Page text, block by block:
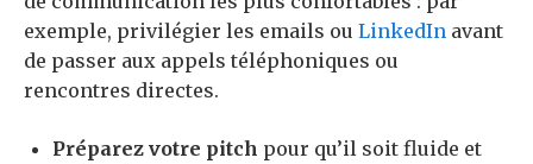
exemple, privilégier les emails ou LinkedIn avant
de passer aux appels téléphoniques ou
rencontres directes.
Préparez votre pitch pour qu’il soit fluide et